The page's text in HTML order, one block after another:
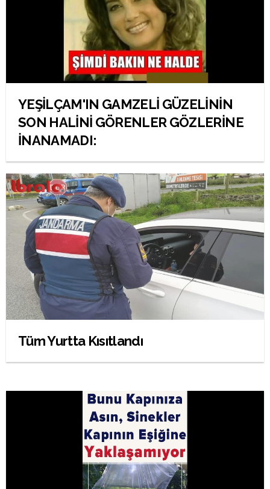
YEŞİLÇAM'IN GAMZELİ GÜZELİNİN
SON HALİNİ GÖRENLER GÖZLERİNE
İNANAMADI:
Tüm Yurtta Kısıtlandı